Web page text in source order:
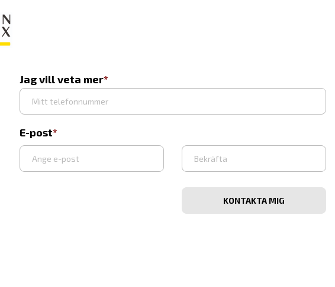
Jag vill veta mer
E-post
Vahvista
sähköpostiosoite